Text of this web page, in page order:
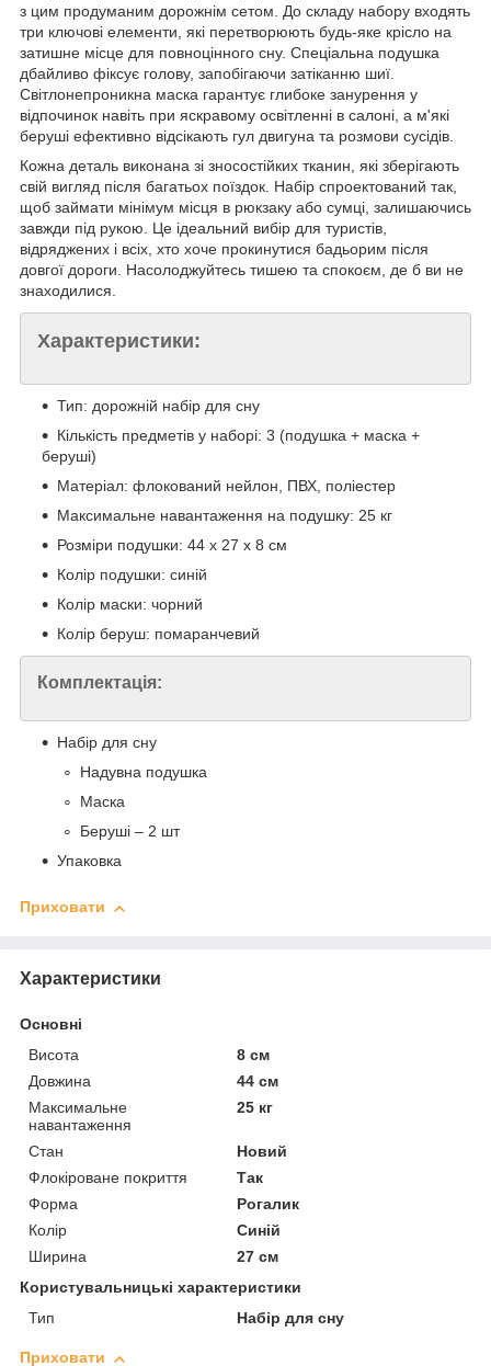
з цим продуманим дорожнім сетом. До складу набору входять
три ключові елементи, які перетворюють будь-яке крісло на
затишне місце для повноцінного сну. Спеціальна подушка
дбайливо фіксує голову, запобігаючи затіканню шиї.
Світлонепроникна маска гарантує глибоке занурення у
відпочинок навіть при яскравому освітленні в салоні, а м'які
беруші ефективно відсікають гул двигуна та розмови сусідів.
Кожна деталь виконана зі зносостійких тканин, які зберігають
свій вигляд після багатьох поїздок. Набір спроектований так,
щоб займати мінімум місця в рюкзаку або сумці, залишаючись
завжди під рукою. Це ідеальний вибір для туристів,
відряджених і всіх, хто хоче прокинутися бадьорим після
довгої дороги. Насолоджуйтесь тишею та спокоєм, де б ви не
знаходилися.
Характеристики:
Тип: дорожній набір для сну
Кількість предметів у наборі: 3 (подушка + маска +
беруші)
Матеріал: флокований нейлон, ПВХ, поліестер
Максимальне навантаження на подушку: 25 кг
Розміри подушки: 44 х 27 х 8 см
Колір подушки: синій
Колір маски: чорний
Колір беруш: помаранчевий
Комплектація:
Набір для сну
Надувна подушка
Маска
Беруші – 2 шт
Упаковка
Приховати
Характеристики
Основні
Висота
8 см
Довжина
44 см
Максимальне
навантаження
25 кг
Стан
Новий
Флокіроване покриття
Так
Форма
Рогалик
Колір
Синій
Ширина
27 см
Користувальницькі характеристики
Тип
Набір для сну
Приховати